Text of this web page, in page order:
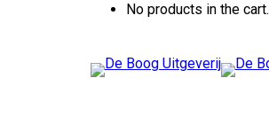
No products in the cart.